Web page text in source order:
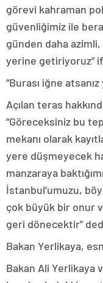
görevi kahraman
güvenliğimiz ile
günden daha azimli,
yerine getiriyoruz”
“Burası iğne
Açılan teras
“Göreceksiniz bu
mekanı olarak
yere düşmeyecek
manzaraya
İstanbul’umuzu,
çok büyük bir onur
geri dönecektir”
Bakan Yerlikaya,
Bakan Ali Yerlikaya